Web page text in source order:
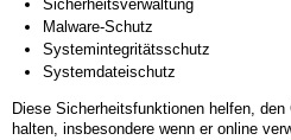
Sicherheitsverwaltung
Malware-Schutz
Systemintegritätsschutz
Systemdateischutz
Diese Sicherheitsfunktionen helfen,
halten, insbesondere wenn er online